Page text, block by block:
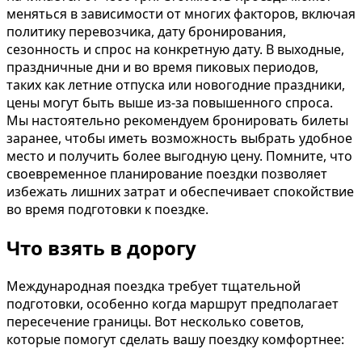
меняться в зависимости от многих факторов, включая
политику перевозчика, дату бронирования,
сезонность и спрос на конкретную дату. В выходные,
праздничные дни и во время пиковых периодов,
таких как летние отпуска или новогодние праздники,
цены могут быть выше из-за повышенного спроса.
Мы настоятельно рекомендуем бронировать билеты
заранее, чтобы иметь возможность выбрать удобное
место и получить более выгодную цену. Помните, что
своевременное планирование поездки позволяет
избежать лишних затрат и обеспечивает спокойствие
во время подготовки к поездке.
Что взять в дорогу
Международная поездка требует тщательной
подготовки, особенно когда маршрут предполагает
пересечение границы. Вот несколько советов,
которые помогут сделать вашу поездку комфортнее: